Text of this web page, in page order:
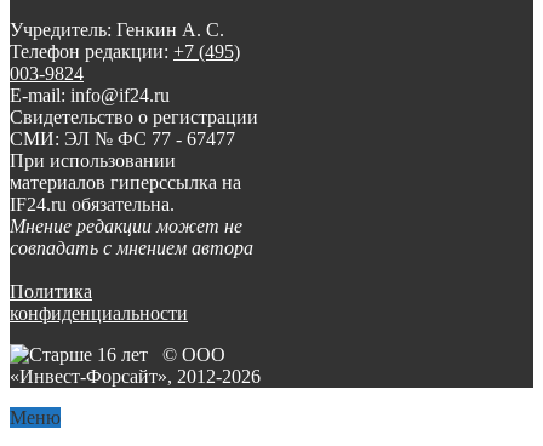
Учредитель: Генкин А. С.
Телефон редакции: +7 (495)
003-9824
E-mail: info@if24.ru
Свидетельство о регистрации
СМИ: ЭЛ № ФС 77 - 67477
При использовании
материалов гиперссылка на
IF24.ru обязательна.
Мнение редакции может не
совпадать с мнением автора
Политика
конфиденциальности
© ООО
«Инвест-Форсайт», 2012-2026
Меню